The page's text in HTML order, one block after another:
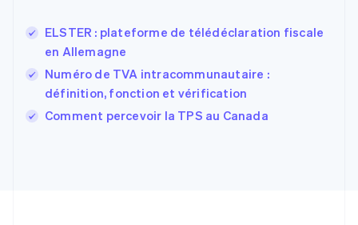
ELSTER : plateforme de télédéclaration fiscale
en Allemagne
Numéro de TVA intracommunautaire :
définition, fonction et vérification
Comment percevoir la TPS au Canada
EnglishEspañol简体中文
Finlande
English Svenska
FrançaisEnglish
Gibraltar